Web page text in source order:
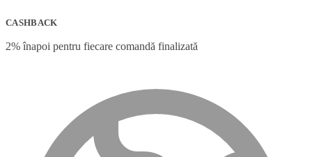
CASHBACK
2% înapoi pentru fiecare comandă finalizată